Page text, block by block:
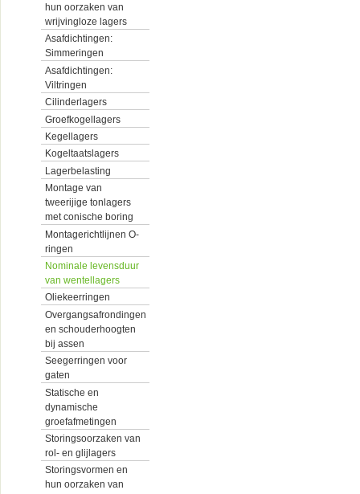
hun oorzaken van
wrijvingloze lagers
Asafdichtingen:
Simmeringen
Asafdichtingen:
Viltringen
Cilinderlagers
Groefkogellagers
Kegellagers
Kogeltaatslagers
Lagerbelasting
Montage van
tweerijige tonlagers
met conische boring
Montagerichtlijnen O-
ringen
Nominale levensduur
van wentellagers
Oliekeerringen
Overgangsafrondingen
en schouderhoogten
bij assen
Seegerringen voor
gaten
Statische en
dynamische
groefafmetingen
Storingsoorzaken van
rol- en glijlagers
Storingsvormen en
hun oorzaken van